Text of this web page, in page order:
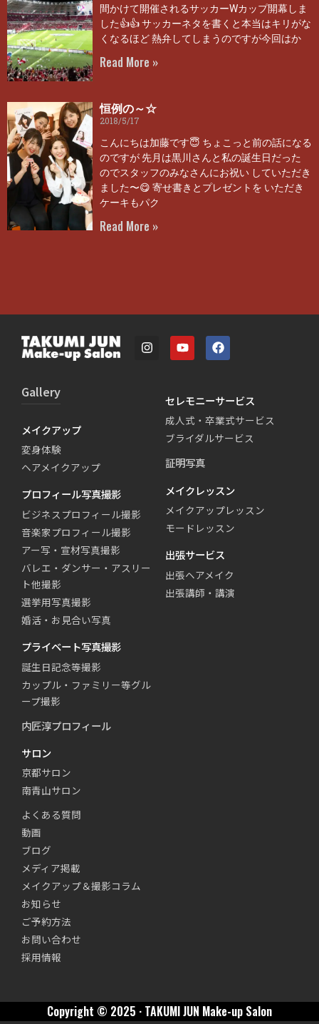
間かけて開催されるサッカーWカップ開幕しま
した👍👍 サッカーネタを書くと本当はキリがな
くなるほど 熱弁してしまうのですが今回はか
Read More »
恒例の～☆
2018/5/17
こんにちは加藤です😇 ちょこっと前の話になる
のですが 先月は黒川さんと私の誕生日だった
のでスタッフのみなさんにお祝い していただき
ました〜😋 寄せ書きとプレゼントを いただき
ケーキもパク
Read More »
Gallery
メイクアップ
変身体験
ヘアメイクアップ
プロフィール写真撮影
ビジネスプロフィール撮影
音楽家プロフィール撮影
アー写・宣材写真撮影
バレエ・ダンサー・アスリー
ト他撮影
選挙用写真撮影
婚活・お見合い写真
プライベート写真撮影
誕生日記念等撮影
カップル・ファミリー等グル
ープ撮影
セレモニーサービス
成人式・卒業式サービス
ブライダルサービス
証明写真
メイクレッスン
メイクアップレッスン
モードレッスン
出張サービス
出張ヘアメイク
出張講師・講演
内匠淳プロフィール
サロン
京都サロン
南青山サロン
よくある質問
動画
ブログ
メディア掲載
メイクアップ＆撮影コラム
お知らせ
ご予約方法
お問い合わせ
採用情報
Copyright © 2025 · TAKUMI JUN Make-up Salon